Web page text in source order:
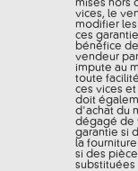
mises hors
vices, le
modifier
ces
bénéfice
vendeur
impute au
toute
ces vices
doit
d'achat du
dégagé de
garantie si
la
si des
substituées